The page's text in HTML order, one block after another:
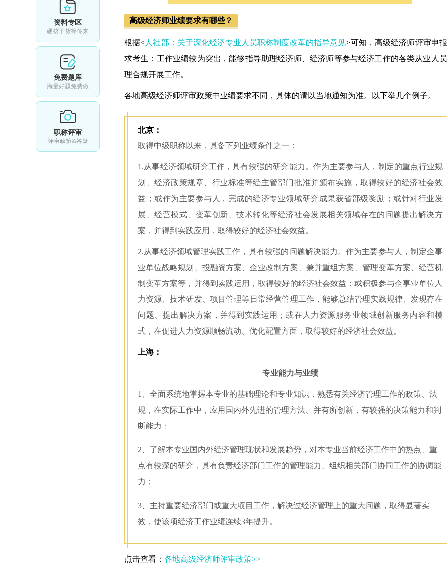
资料专区
硬核干货等你来
免费题库
海量好题免费做
职称评审
评审政策&答疑
高级经济师业绩要求有哪些？
根据<人社部：关于深化经济专业人员职称制度改革的指导意见>可知，高级经济师评审申
求考生：工作业绩较为突出，能够指导助理经济师、经济师等参与经济工作的各类从业人
理合规开展工作。
各地高级经济师评审政策中业绩要求不同，具体的请以当地通知为准。以下举几个例子。
北京：
取得中级职称以来，具备下列业绩条件之一：
1.从事经济领域研究工作，具有较强的研究能力。作为主要参与人，制定的重点行业规
划、经济政策规章、行业标准等经主管部门批准并颁布实施，取得较好的经济社会效
益；或作为主要参与人，完成的经济专业领域研究成果获省部级奖励；或针对行业发
展、经营模式、变革创新、技术转化等经济社会发展相关领域存在的问题提出解决方
案，并得到实践应用，取得较好的经济社会效益。
2.从事经济领域管理实践工作，具有较强的问题解决能力。作为主要参与人，制定企事
业单位战略规划、投融资方案、企业改制方案、兼并重组方案、管理变革方案、经营机
制变革方案等，并得到实践运用，取得较好的经济社会效益；或积极参与企事业单位人
力资源、技术研发、项目管理等日常经营管理工作，能够总结管理实践规律、发现存在
问题、提出解决方案，并得到实践运用；或在人力资源服务业领域创新服务内容和模
式，在促进人力资源顺畅流动、优化配置方面，取得较好的经济社会效益。
上海：
专业能力与业绩
1、全面系统地掌握本专业的基础理论和专业知识，熟悉有关经济管理工作的政策、法
规，在实际工作中，应用国内外先进的管理方法、并有所创新，有较强的决策能力和判
断能力；
2、了解本专业国内外经济管理现状和发展趋势，对本专业当前经济工作中的热点、重
点有较深的研究，具有负责经济部门工作的管理能力、组织相关部门协同工作的协调能
力；
3、主持重要经济部门或重大项目工作，解决过经济管理上的重大问题，取得显著实
效，使该项经济工作业绩连续3年提升。
点击查看： 各地高级经济师评审政策>>